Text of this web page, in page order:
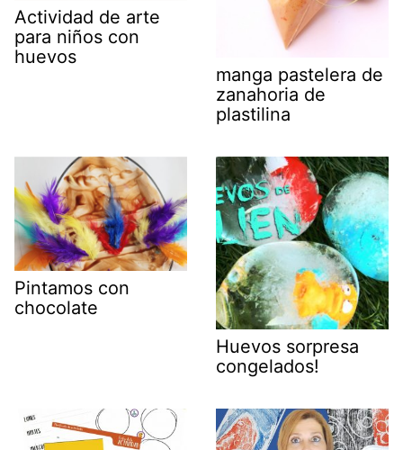
Actividad de arte
para niños con
huevos
manga pastelera de
zanahoria de
plastilina
Pintamos con
chocolate
Huevos sorpresa
congelados!